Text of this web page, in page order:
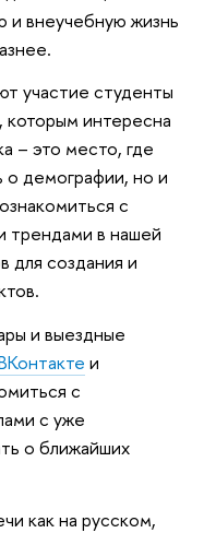
и внеучебную жизнь
участие студенты
которым интересна
– это место, где
о демографии, но и
с
трендами в нашей
для создания и
и выездные
и
с
с уже
о ближайших
как на русском,